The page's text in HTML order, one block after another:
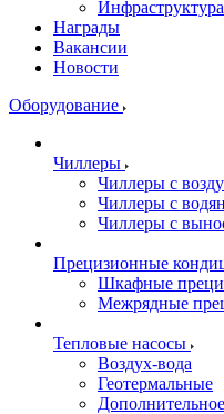
Инфраструктура
Награды
Вакансии
Новости
Оборудование
Чиллеры
Чиллеры с
Чиллеры с
Чиллеры с
Прецизионные
Шкафные
Межрядные
Тепловые насосы
Воздух-вода
Геотермальные